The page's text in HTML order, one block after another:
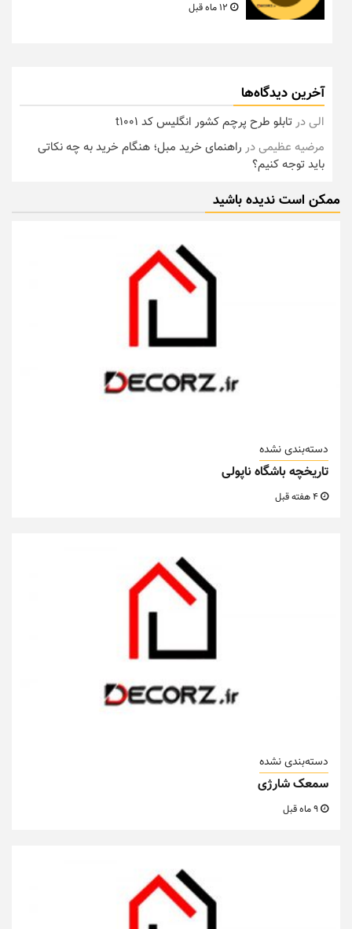
آخرین دیدگاه‌ها
الیدرتابلو طرح پرچم کشور انگلیس کد t1001
مرضیه عظیمیدر راهنمای خرید مبل؛ هنگام خرید به چه نکاتی
باید توجه کنیم؟
ممکن است ندیده باشید
دسته‌بندی نشده
تاریخچه باشگاه ناپولی
دسته‌بندی نشده
سمعک شارژی